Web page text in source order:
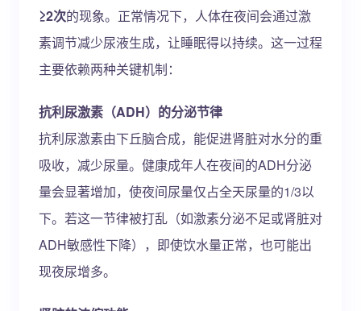
≥2次的现象。正常情况下，人体在夜间会通过激
素调节减少尿液生成，让睡眠得以持续。这一过程
主要依赖两种关键机制：
抗利尿激素（ADH）的分泌节律
抗利尿激素由下丘脑合成，能促进肾脏对水分的重
吸收，减少尿量。健康成年人在夜间的ADH分泌
量会显著增加，使夜间尿量仅占全天尿量的1/3以
下。若这一节律被打乱（如激素分泌不足或肾脏对
ADH敏感性下降），即使饮水量正常，也可能出
现夜尿增多。